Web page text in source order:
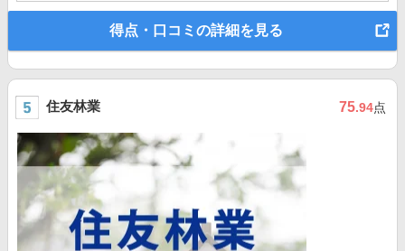
得点・口コミの詳細を見る
住友林業 75.94点